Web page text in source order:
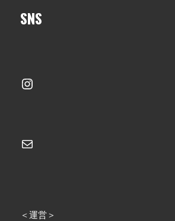
SNS
Instagram
メール
＜運営＞